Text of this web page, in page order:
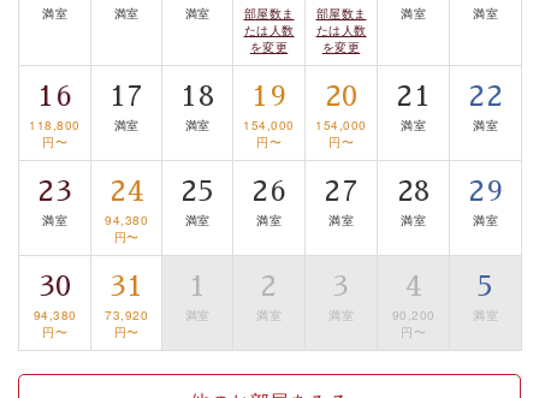
事前ご予約制ですので、ご利用ご希望の方
は【3日前まで】にお電話ください。
※交通規制などにより運行できない日がございます
※年末年始及び御柱祭前後は運行しておりません
以上が基本プランの内容です。
神秘なる諏訪湖に心癒される時間をお過ごしいただけま
したら幸いです。
満室 満室 満室
部屋数ま
たは人数
を変更
部屋数ま
たは人数
を変更
満室 満室
16
118,800
円〜
17
満室
18
満室
19
154,000
円〜
20
154,000
円〜
21
満室
22
満室
23
満室
24
94,380
円〜
25
満室
26
満室
27
満室
28
満室
29
満室
30
94,380
円〜
31
73,920
円〜
1
満室
2
満室
3
満室
4
90,200
円〜
5
満室